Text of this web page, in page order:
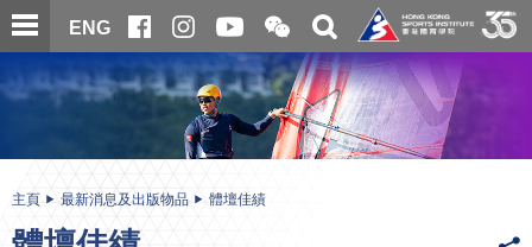
跳
至
內
ENG
開
合
微
信
二
維
碼
關
搜
尋
内
主頁 最新消息及出版物品 體壇佳績